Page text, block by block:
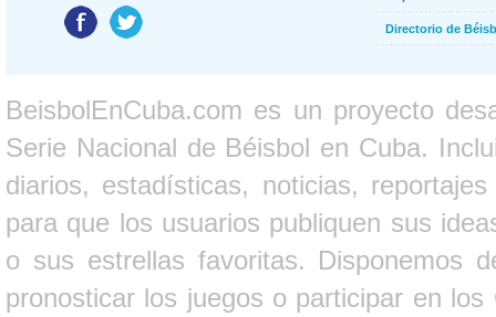
Directorio de
BeisbolEnCuba.com es un proyecto
Serie Nacional de Béisbol en Cuba.
diarios, estadísticas, noticias,
para que los usuarios publiquen sus
o sus estrellas favoritas. Disponemos
pronosticar los juegos o participar en